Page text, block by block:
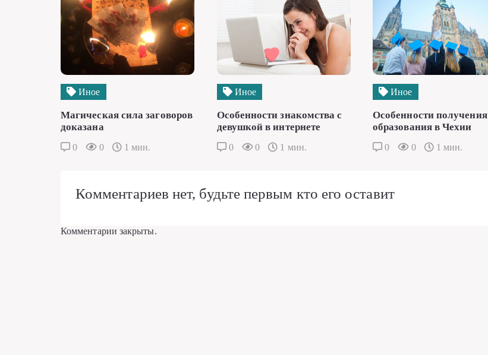
Иное
Магическая сила заговоров
доказана
0 0 1 мин.
Иное
Особенности знакомства с
девушкой в интернете
0 0 1 мин.
Иное
Особенности получения
образования в Чехии
0 0 1 мин.
Комментариев нет, будьте первым кто его оставит
Комментарии закрыты.